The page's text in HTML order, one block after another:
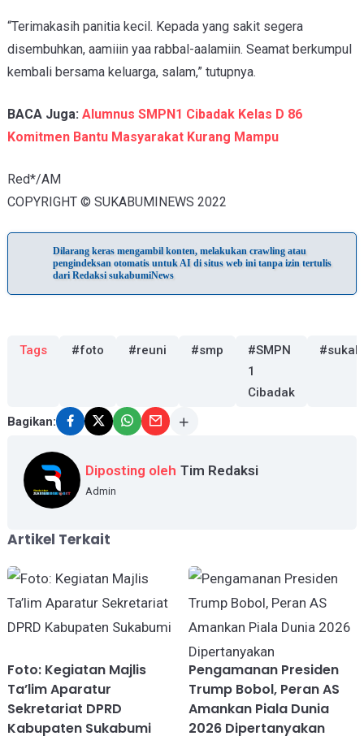
“Terimakasih panitia kecil. Kepada yang sakit segera
disembuhkan, aamiiin yaa rabbal-aalamiin. Seamat berkumpul
kembali bersama keluarga, salam,” tutupnya.
BACA Juga: Alumnus SMPN1 Cibadak Kelas D 86
Komitmen Bantu Masyarakat Kurang Mampu
Red*/AM
COPYRIGHT © SUKABUMINEWS 2022
Dilarang keras mengambil konten, melakukan crawling atau
pengindeksan otomatis untuk AI di situs web ini tanpa izin tertulis
dari Redaksi sukabumiNews
Tags #foto #reuni #smp
#SMPN
1
Cibadak
Bagikan:
Diposting oleh Tim Redaksi
Admin
Artikel Terkait
Foto: Kegiatan Majlis
Ta’lim Aparatur
Sekretariat DPRD
Kabupaten Sukabumi
Pengamanan Presiden
Trump Bobol, Peran AS
Amankan Piala Dunia
2026 Dipertanyakan